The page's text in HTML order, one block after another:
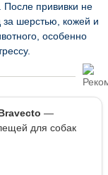
После прививки не
шерстью, кожей и
особенно
—
для собак